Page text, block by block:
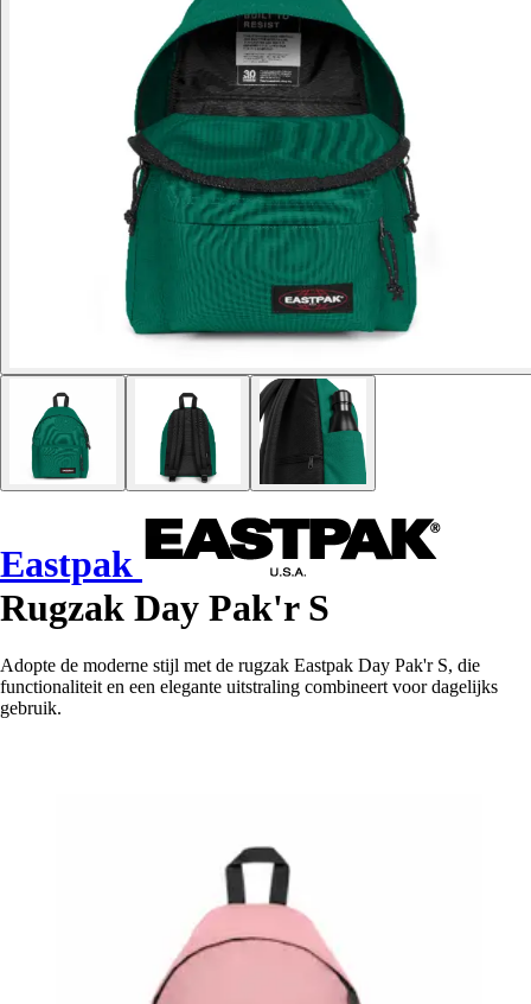
Eastpak
Rugzak Day Pak'r S
Adopte de moderne stijl met de rugzak Eastpak Day Pak'r S, die
functionaliteit en een elegante uitstraling combineert voor dagelijks
gebruik.